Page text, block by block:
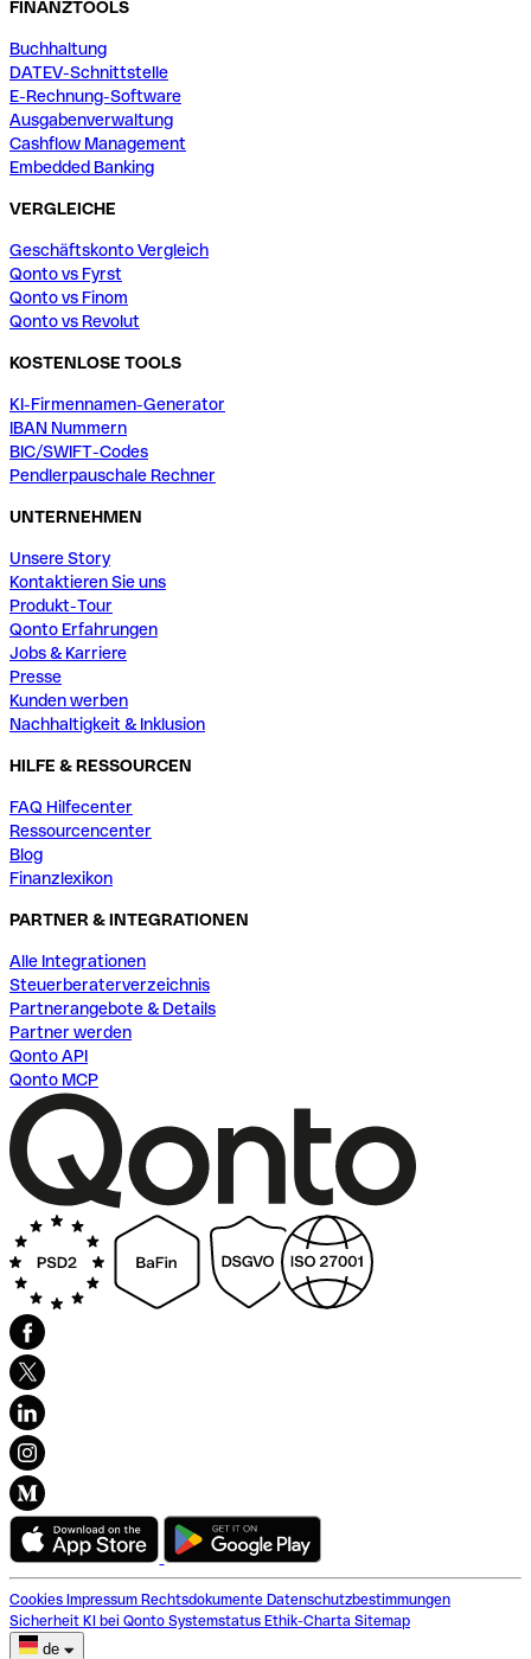
FINANZTOOLS
Buchhaltung
DATEV-Schnittstelle
E-Rechnung-Software
Ausgabenverwaltung
Cashflow Management
Embedded Banking
VERGLEICHE
Geschäftskonto Vergleich
Qonto vs Fyrst
Qonto vs Finom
Qonto vs Revolut
KOSTENLOSE TOOLS
KI-Firmennamen-Generator
IBAN Nummern
BIC/SWIFT-Codes
Pendlerpauschale Rechner
UNTERNEHMEN
Unsere Story
Kontaktieren Sie uns
Produkt-Tour
Qonto Erfahrungen
Jobs & Karriere
Presse
Kunden werben
Nachhaltigkeit & Inklusion
HILFE & RESSOURCEN
FAQ Hilfecenter
Ressourcencenter
Blog
Finanzlexikon
PARTNER & INTEGRATIONEN
Alle Integrationen
Steuerberaterverzeichnis
Partnerangebote & Details
Partner werden
Qonto API
Qonto MCP
Cookies Impressum Rechtsdokumente Datenschutzbestimmungen
Sicherheit KI bei Qonto Systemstatus Ethik-Charta Sitemap
de